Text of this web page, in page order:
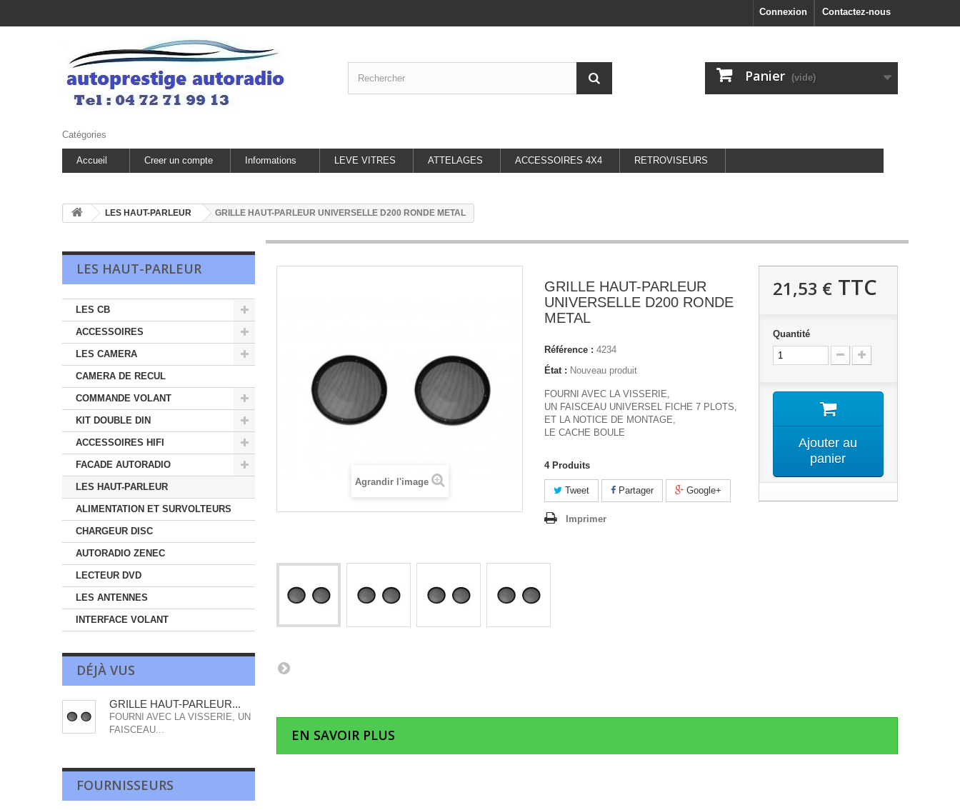
Contactez-nous
Connexion
Panier (vide)
Catégories
Accueil Creer un compte Informations LEVE VITRES ATTELAGES ACCESSOIRES 4X4 RETROVISEURS
LES HAUT-PARLEUR GRILLE HAUT-PARLEUR UNIVERSELLE D200 RONDE METAL
LES HAUT-PARLEUR
LES CB
ACCESSOIRES
LES CAMERA
CAMERA DE RECUL
COMMANDE VOLANT
KIT DOUBLE DIN
ACCESSOIRES HIFI
FACADE AUTORADIO
LES HAUT-PARLEUR
ALIMENTATION ET SURVOLTEURS
CHARGEUR DISC
AUTORADIO ZENEC
LECTEUR DVD
LES ANTENNES
INTERFACE VOLANT
DÉJÀ VUS
GRILLE HAUT-PARLEUR...
FOURNI AVEC LA VISSERIE, UN
FAISCEAU...
FOURNISSEURS
Agrandir l'image
GRILLE HAUT-PARLEUR
UNIVERSELLE D200 RONDE
METAL
Référence : 4234
État : Nouveau produit
FOURNI AVEC LA VISSERIE,
UN FAISCEAU UNIVERSEL FICHE 7 PLOTS,
ET LA NOTICE DE MONTAGE,
LE CACHE BOULE
4 Produits
Tweet Partager Google+
Imprimer
21,53 €TTC
Quantité
Ajouter au
panier
EN SAVOIR PLUS